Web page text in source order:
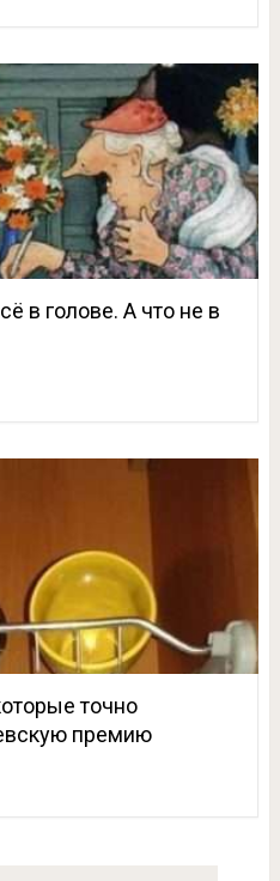
в голове. А что не в
точно
премию